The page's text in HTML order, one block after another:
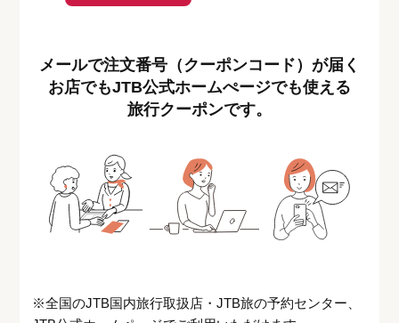
メールで注文番号（クーポンコード）が届く
お店でもJTB公式ホームぺージでも使える
旅行クーポンです。
※全国のJTB国内旅行取扱店・JTB旅の予約センター、